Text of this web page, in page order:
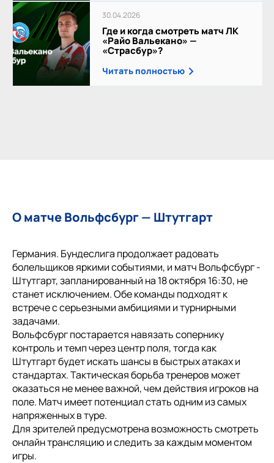
30.04.2026
Где и когда смотреть матч ЛК
«Райо Вальекано» —
«Страсбур»?
Читать полностью
О матче Вольфсбург — Штутгарт
Германия. Бундеслига продолжает радовать
болельщиков яркими событиями, и матч Вольфсбург -
Штутгарт, запланированный на 18 октября 16:30, не
станет исключением. Обе команды подходят к
встрече с серьезными амбициями и турнирными
задачами.
Вольфсбург постарается навязать сопернику
контроль и темп через центр поля, тогда как
Штутгарт будет искать шансы в быстрых атаках и
стандартах. Тактическая борьба тренеров может
оказаться не менее важной, чем действия игроков на
поле. Матч имеет потенциал стать одним из самых
напряженных в туре.
Для зрителей предусмотрена возможность смотреть
онлайн трансляцию и следить за каждым моментом
игры.